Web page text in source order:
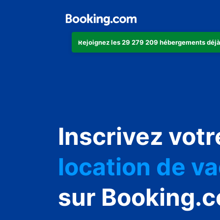
Rejoignez les 29 279 209 hébergements
Inscrivez
hôtel
location de
auberge de
sur